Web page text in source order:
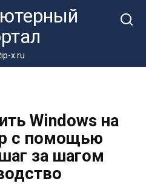
x.ru
Windows на
с помощью
за шагом